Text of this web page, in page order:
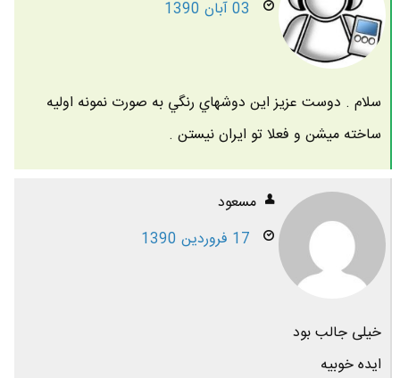
03 آبان 1390
سلام . دوست عزيز اين دوشهاي رنگي به صورت نمونه اوليه
ساخته ميشن و فعلا تو ايران نيستن .
مسعود
17 فروردین 1390
خیلی جالب بود
ایده خوبیه